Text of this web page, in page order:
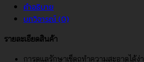
คำอธิบาย
บทวิจารณ์ (0)
รายละเอียดสินค้า
การดูแลรักษาเช็ดถูทำความสะอาดได้ง่